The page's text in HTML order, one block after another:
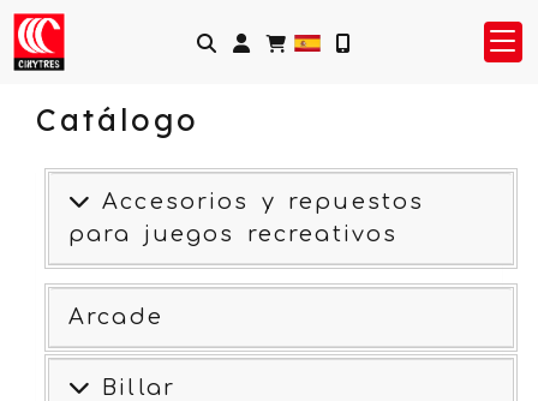
Identifícate
Catálogo
Accesorios y repuestos
para juegos recreativos
Arcade
Billar